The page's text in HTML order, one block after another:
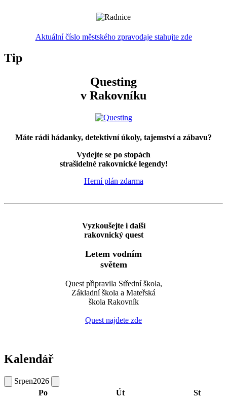
Aktuální číslo městského zpravodaje stahujte zde
Tip
Questing
v Rakovníku
Máte rádi hádanky, detektivní úkoly, tajemství a zábavu?
Vydejte se po stopách
strašidelné rakovnické legendy!
Herní plán zdarma
Vyzkoušejte i další
rakovnický quest
Letem vodním
světem
Quest připravila Střední škola,
Základní škola a Mateřská
škola Rakovník
Quest najdete zde
Kalendář
Srpen2026
Po
Út St